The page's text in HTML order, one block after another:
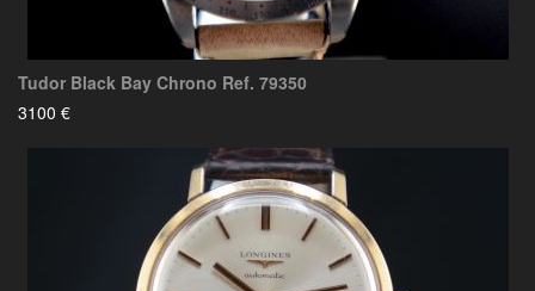
Tudor Black Bay Chrono Ref. 79350
3100 €